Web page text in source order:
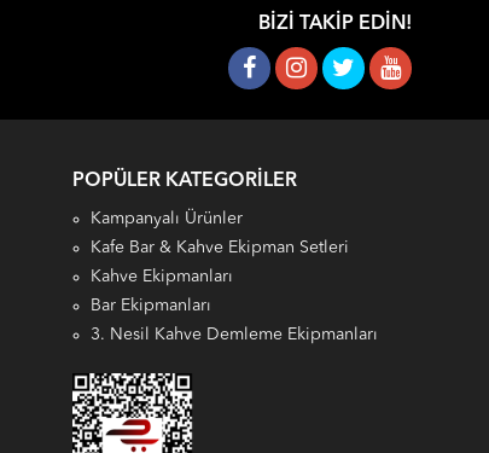
BIZI TAKIP EDIN!
POPÜLER KATEGORILER
Kampanyalı Ürünler
Kafe Bar & Kahve Ekipman Setleri
Kahve Ekipmanları
Bar Ekipmanları
3. Nesil Kahve Demleme Ekipmanları